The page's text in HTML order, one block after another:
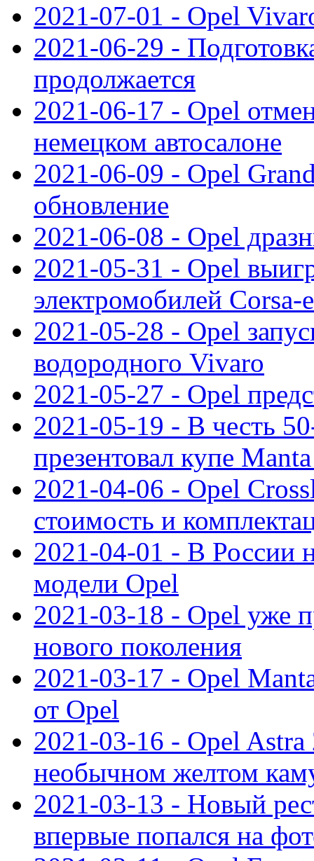
2021-07-01 - Opel
2021-06-29 -
продолжается
2021-06-17 - Opel
немецком автосалоне
2021-06-09 - Opel
обновление
2021-06-08 - Opel
2021-05-31 - Opel
электромобилей Corsa-e
2021-05-28 - Opel
водородного Vivaro
2021-05-27 - Opel
2021-05-19 - В честь
презентовал купе
2021-04-06 - Opel
стоимость и
2021-04-01 - В России
модели Opel
2021-03-18 - Opel уже
нового поколения
2021-03-17 - Opel
от Opel
2021-03-16 - Opel Astra
необычном желтом
2021-03-13 - Новый
впервые попался на